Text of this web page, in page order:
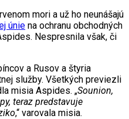
mori a už ho neunášajú
únie na ochranu obchodných
Nespresnila však, či
a Rusov a štyria
služby. Všetkých previezli
misia Aspides. „Sounion,
teraz predstavuje
,“ varovala misia.